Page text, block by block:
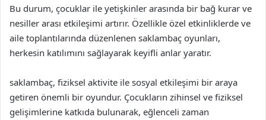
Bu durum, çocuklar ile yetişkinler arasında bir bağ kurar ve
nesiller arası etkileşimi artırır. Özellikle özel etkinliklerde ve
aile toplantılarında düzenlenen saklambaç oyunları,
herkesin katılımını sağlayarak keyifli anlar yaratır.
saklambaç, fiziksel aktivite ile sosyal etkileşimi bir araya
getiren önemli bir oyundur. Çocukların zihinsel ve fiziksel
gelişimlerine katkıda bulunarak, eğlenceli zaman